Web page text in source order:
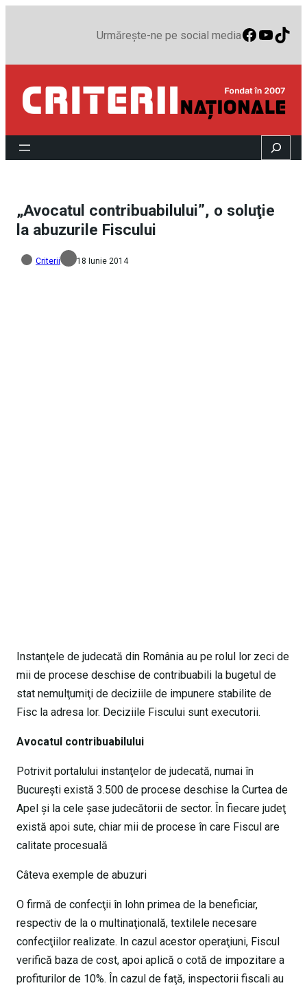
Urmărește-ne pe social media
Search
„Avocatul contribuabilului”, o soluţie
la abuzurile Fiscului
Criterii 18 Iunie 2014
Instanţele de judecată din România au pe rolul lor zeci de
mii de procese deschise de contribuabili la bugetul de
stat nemulţumiţi de deciziile de impunere stabilite de
Fisc la adresa lor. Deciziile Fiscului sunt executorii.
Avocatul contribuabilului
Potrivit portalului instanţelor de judecată, numai în
Bucureşti există 3.500 de procese deschise la Curtea de
Apel şi la cele şase judecătorii de sector. În fiecare judeţ
există apoi sute, chiar mii de procese în care Fiscul are
calitate procesuală
Câteva exemple de abuzuri
O firmă de confecţii în lohn primea de la beneficiar,
respectiv de la o multinaţională, textilele necesare
confecţiilor realizate. In cazul acestor operaţiuni, Fiscul
verifică baza de cost, apoi aplică o cotă de impozitare a
profiturilor de 10%. În cazul de faţă, inspectorii fiscali au